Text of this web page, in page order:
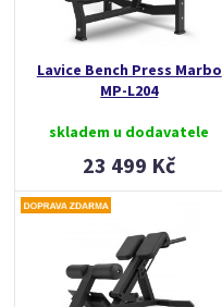
Lavice Bench Press Marbo
MP-L204
skladem u dodavatele
23 499 Kč